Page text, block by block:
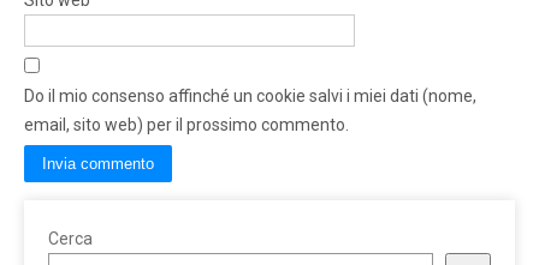
Do il mio consenso affinché un cookie salvi i miei dati (nome,
email, sito web) per il prossimo commento.
Cerca